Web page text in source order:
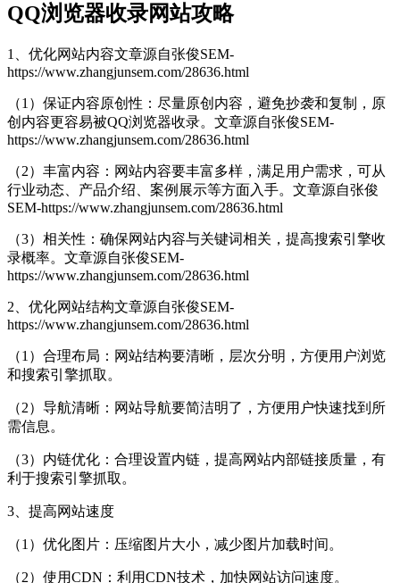
QQ浏览器收录网站攻略
1、优化网站内容文章源自张俊SEM-
https://www.zhangjunsem.com/28636.html
（1）保证内容原创性：尽量原创内容，避免抄袭和复制，原
创内容更容易被QQ浏览器收录。 文章源自张俊SEM-
https://www.zhangjunsem.com/28636.html
（2）丰富内容：网站内容要丰富多样，满足用户需求，可从
行业动态、产品介绍、案例展示等方面入手。 文章源自张俊
SEM-https://www.zhangjunsem.com/28636.html
（3）相关性：确保网站内容与关键词相关，提高搜索引擎收
录概率。 文章源自张俊SEM-
https://www.zhangjunsem.com/28636.html
2、优化网站结构文章源自张俊SEM-
https://www.zhangjunsem.com/28636.html
（1）合理布局：网站结构要清晰，层次分明，方便用户浏览
和搜索引擎抓取。
（2）导航清晰：网站导航要简洁明了，方便用户快速找到所
需信息。
（3）内链优化：合理设置内链，提高网站内部链接质量，有
利于搜索引擎抓取。
3、提高网站速度
（1）优化图片：压缩图片大小，减少图片加载时间。
（2）使用CDN：利用CDN技术，加快网站访问速度。